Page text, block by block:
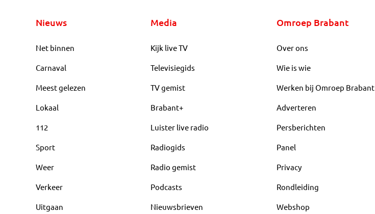
Nieuws
Net binnen
Carnaval
Meest gelezen
Lokaal
112
Sport
Weer
Verkeer
Uitgaan
Media
Kijk live TV
Televisiegids
TV gemist
Brabant+
Luister live radio
Radiogids
Radio gemist
Podcasts
Nieuwsbrieven
Omroep Brabant
Over ons
Wie is wie
Werken bij Omroep Brabant
Adverteren
Persberichten
Panel
Privacy
Rondleiding
Webshop